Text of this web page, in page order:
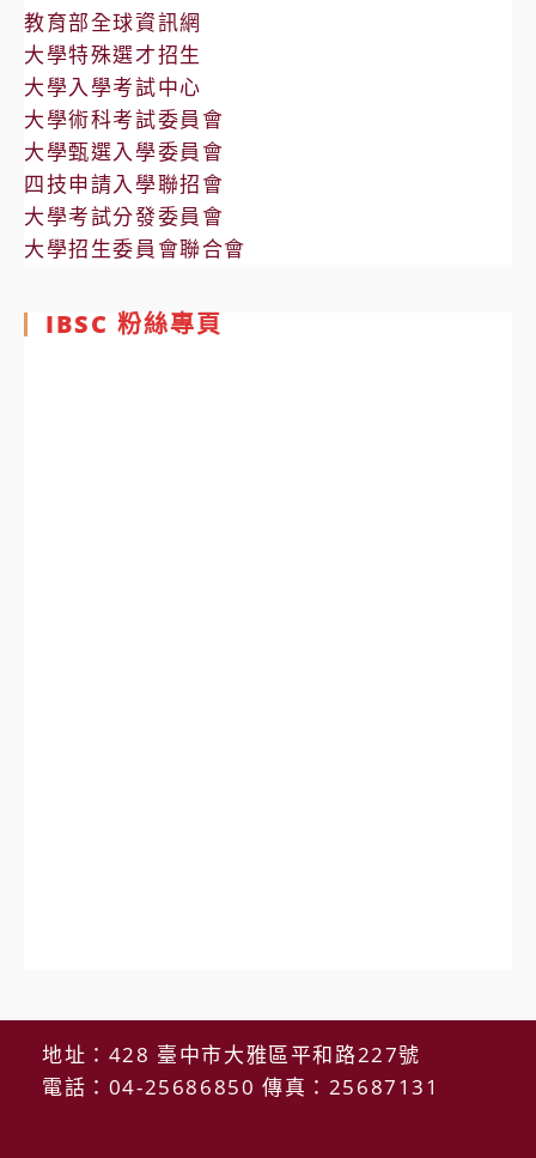
教育部全球資訊網
大學特殊選才招生
大學入學考試中心
大學術科考試委員會
大學甄選入學委員會
四技申請入學聯招會
大學考試分發委員會
大學招生委員會聯合會
IBSC 粉絲專頁
地址：428 臺中市大雅區平和路227號
電話：04-25686850 傳真：25687131